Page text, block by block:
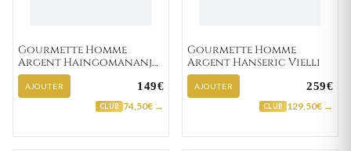
Gourmette Homme
Argent Haingomananjo
graine de café
AJOUTER 149€
CLUB 74,50€ →
Gourmette Homme
Argent Hanseric Vielli
AJOUTER 259€
CLUB 129,50€ →